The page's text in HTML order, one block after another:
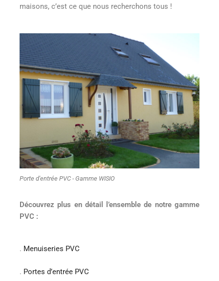
maisons, c’est ce que nous recherchons tous !
Porte d'entrée PVC - Gamme WISIO
Découvrez plus en détail l’ensemble de notre gamme
PVC :
. Menuiseries PVC
. Portes d’entrée PVC